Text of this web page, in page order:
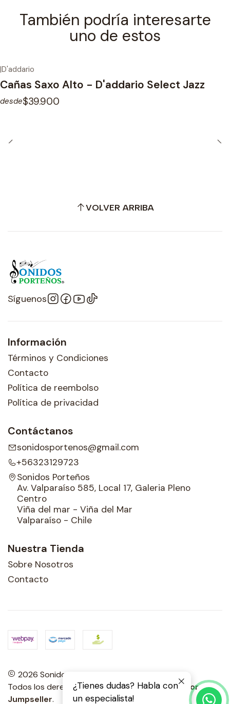
También podría interesarte
uno de estos
|D'addario
Cañas Saxo Alto - D'addario Select Jazz
desde$39.900
VOLVER ARRIBA
Síguenos
Información
Términos y Condiciones
Contacto
Política de reembolso
Política de privacidad
Contáctanos
sonidosportenos@gmail.com
+56323129723
Sonidos Porteños
Av. Valparaíso 585, Local 17, Galeria Pleno
Centro
Viña del mar - Viña del Mar
Valparaíso - Chile
Nuestra Tienda
Sobre Nosotros
Contacto
2026 Sonidos Porteños.
Todos los derechos reservados.Desarrollado por
Jumpseller.
¿Tienes dudas? Habla con
un especialista!